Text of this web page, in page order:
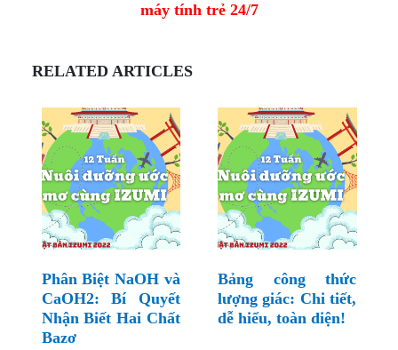
máy tính trẻ 24/7
RELATED ARTICLES
Phân Biệt NaOH và
CaOH2: Bí Quyết
Nhận Biết Hai Chất
Bazơ
Bảng công thức
lượng giác: Chi tiết,
dễ hiểu, toàn diện!